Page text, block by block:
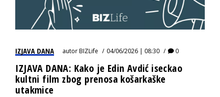
IZJAVA DANA autorBIZLife 04/06/2026 | 08:30 0
IZJAVA DANA: Kako je Edin Avdić iseckao
kultni film zbog prenosa košarkaške
utakmice